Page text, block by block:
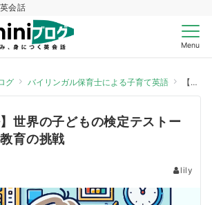
会話
Menu
グ バイリンガル保育士による子育て英語 【子育て英語】世界の子どもの検定テストー異文化理解と教育の挑戦
】世界の子どもの検定テストー
育の挑戦
lily